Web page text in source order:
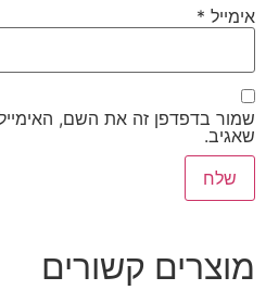
אימייל *
שמור בדפדפן זה את השם,
שאגיב.
מוצרים קשורים